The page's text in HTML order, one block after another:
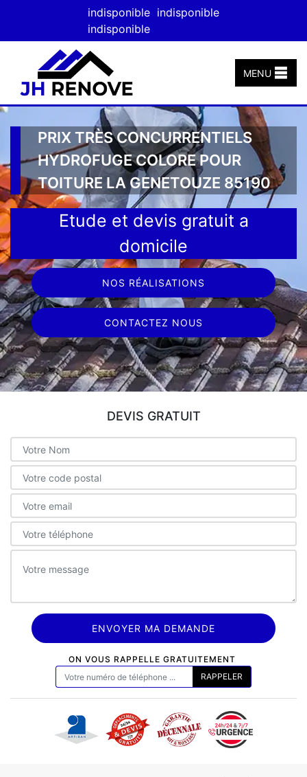
indisponible indisponible
indisponible
MENU
PRIX TRÈS CONCURRENTIELS
HYDROFUGE COLORE POUR
TOITURE LA GENETOUZE 85190
Etude et devis gratuit a
domicile
NOS RÉALISATIONS
CONTACTEZ NOUS
DEVIS GRATUIT
ON VOUS RAPPELLE GRATUITEMENT